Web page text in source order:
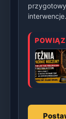
interwencje.